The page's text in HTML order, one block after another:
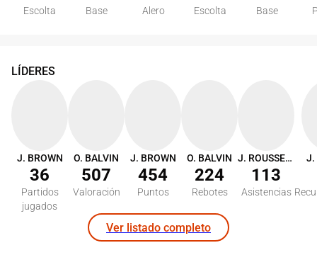
Escolta
Base
Alero
Escolta
Base
LÍDERES
J. BROWN
36
Partidos
jugados
O. BALVIN
507
Valoración
J. BROWN
454
Puntos
O. BALVIN
224
Rebotes
J. ROUSSELLE
113
Asistencias
J.
Ver listado completo